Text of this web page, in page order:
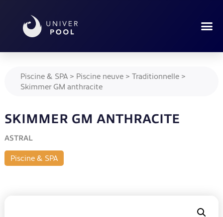
Piscine & SPA> Piscine neuve> Traditionnelle>
Skimmer GM anthracite
SKIMMER GM ANTHRACITE
ASTRAL
Piscine & SPA